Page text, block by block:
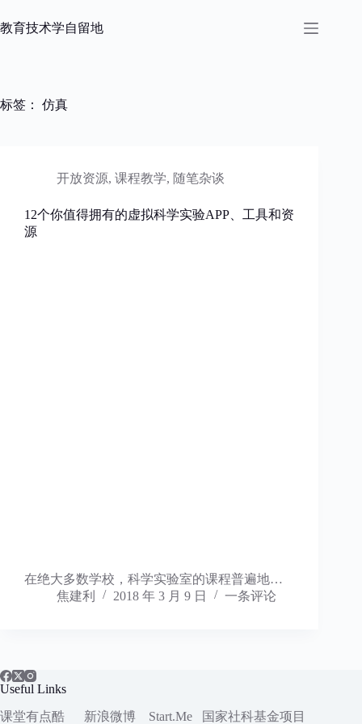
过
教育技术学自留地
标签： 仿真
开放资源, 课程教学, 随笔杂谈
12个你值得拥有的虚拟科学实验APP、工具和资
源
在绝大多数学校，科学实验室的课程普遍地…
焦建利
2018 年 3 月 9 日 一条评论
Useful Links
课堂有点酷
新浪微博 Start.Me 国家社科基金项目